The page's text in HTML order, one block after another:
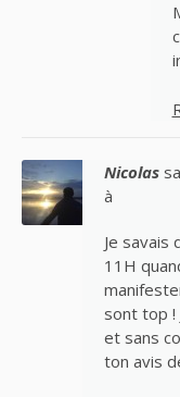
Nicolas
à
Je savais
11H
sont top !
et sans
ton avis